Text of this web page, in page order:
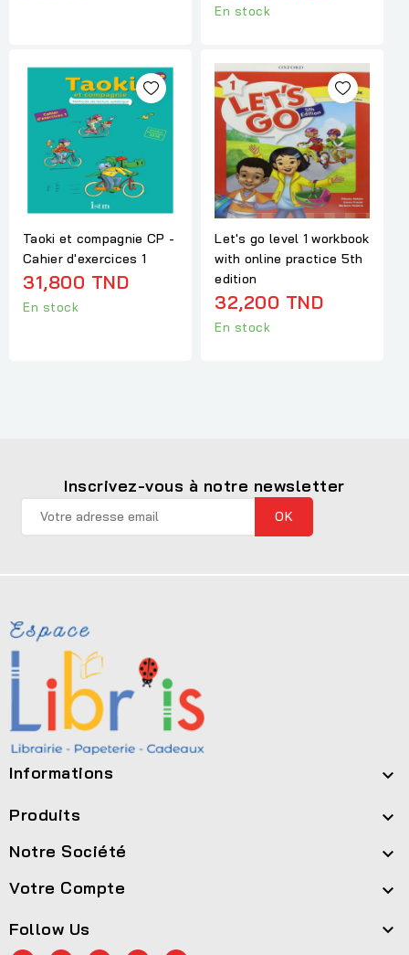
En stock
Taoki et compagnie CP -
Cahier d'exercices 1
31,800 TND
En stock
Let's go level 1 workbook
with online practice 5th
edition
32,200 TND
En stock
Inscrivez-vous à notre newsletter
Informations 
Produits 
Notre Société 
Votre Compte 
Follow Us 